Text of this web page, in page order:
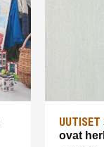
UUTISET
ovat